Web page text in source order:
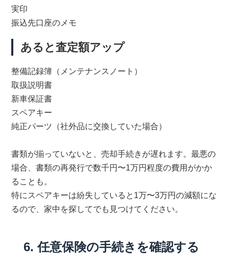
実印
振込先口座のメモ
あると査定額アップ
整備記録簿（メンテナンスノート）
取扱説明書
新車保証書
スペアキー
純正パーツ（社外品に交換していた場合）
書類が揃っていないと、売却手続きが遅れます。最悪の
場合、書類の再発行で数千円〜1万円程度の費用がかか
ることも。
特にスペアキーは紛失していると1万〜3万円の減額にな
るので、家中を探してでも見つけてください。
6. 任意保険の手続きを確認する